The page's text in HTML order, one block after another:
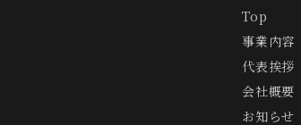
Top
事業内容
代表挨拶
会社概要
お知らせ